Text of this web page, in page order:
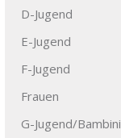
D-Jugend
E-Jugend
F-Jugend
Frauen
G-Jugend/Bambini